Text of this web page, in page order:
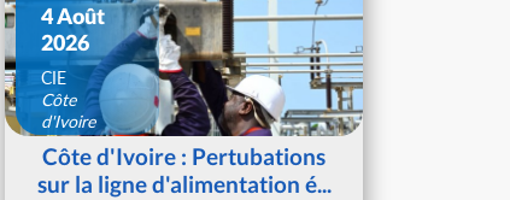
4 Août
2026
CIE
Côte
d'Ivoire
Côte d'Ivoire : Pertubations
sur la ligne d'alimentation é...